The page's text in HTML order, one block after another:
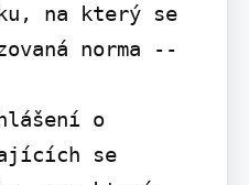
na který se
norma --
o
se